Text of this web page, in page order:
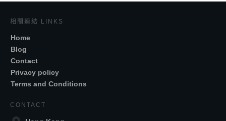
相關連結 LINKS
Home
Blog
Contact
Privacy policy
Terms and Conditions
CONTACT